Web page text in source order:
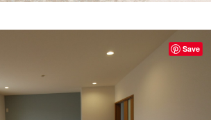
Save